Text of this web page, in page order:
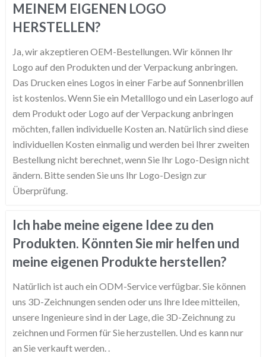
MEINEM EIGENEN LOGO
HERSTELLEN?
Ja, wir akzeptieren OEM-Bestellungen. Wir können Ihr
Logo auf den Produkten und der Verpackung anbringen.
Das Drucken eines Logos in einer Farbe auf Sonnenbrillen
ist kostenlos. Wenn Sie ein Metalllogo und ein Laserlogo auf
dem Produkt oder Logo auf der Verpackung anbringen
möchten, fallen individuelle Kosten an. Natürlich sind diese
individuellen Kosten einmalig und werden bei Ihrer zweiten
Bestellung nicht berechnet, wenn Sie Ihr Logo-Design nicht
ändern. Bitte senden Sie uns Ihr Logo-Design zur
Überprüfung.
Ich habe meine eigene Idee zu den
Produkten. Könnten Sie mir helfen und
meine eigenen Produkte herstellen?
Natürlich ist auch ein ODM-Service verfügbar. Sie können
uns 3D-Zeichnungen senden oder uns Ihre Idee mitteilen,
unsere Ingenieure sind in der Lage, die 3D-Zeichnung zu
zeichnen und Formen für Sie herzustellen. Und es kann nur
an Sie verkauft werden. .